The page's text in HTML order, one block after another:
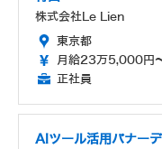
株式会社Le Lien
東京都
月給23万5,000円
正社員
AIツール活用バナー